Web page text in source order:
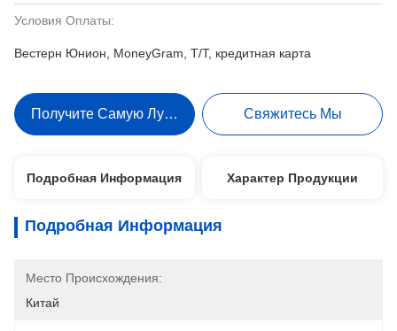
Условия Оплаты:
Вестерн Юнион, MoneyGram, T/T, кредитная карта
Получите Самую Лучшую Цену Свяжитесь Мы
Подробная Информация Характер Продукции
Подробная Информация
Место Происхождения:
Китай